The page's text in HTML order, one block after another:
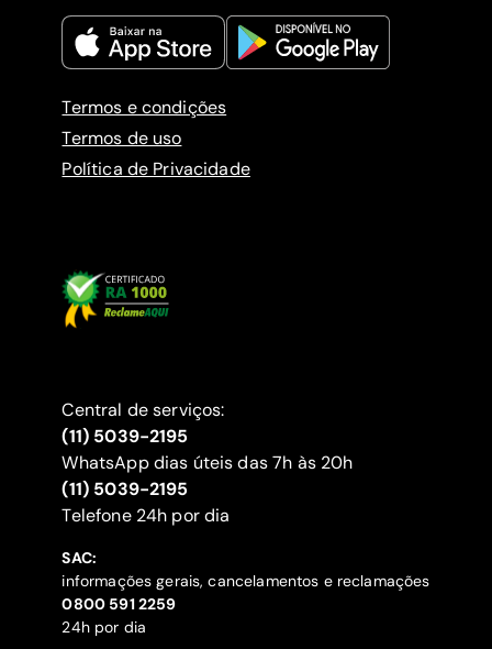
Termos e condições
Termos de uso
Política de Privacidade
Central de serviços:
(11) 5039-2195
WhatsApp dias úteis das 7h às 20h
(11) 5039-2195
‍Telefone 24h por dia
SAC:
informações gerais, cancelamentos e reclamações
‍0800 591 2259
24h por dia